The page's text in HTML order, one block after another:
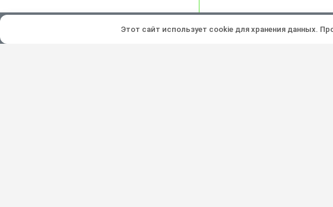
Все права защищены © 2026
Этот сайт использует cookie для хранения данных.